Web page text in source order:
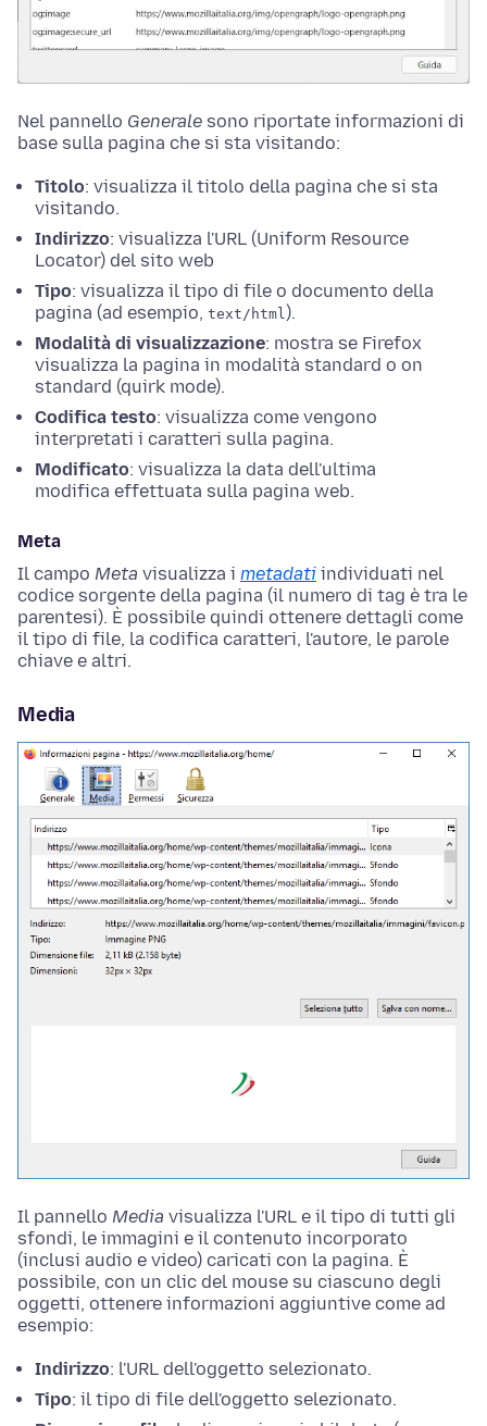
Nel pannello Generale sono riportate informazioni di
base sulla pagina che si sta visitando:
Titolo: visualizza il titolo della pagina che si sta
visitando.
Indirizzo: visualizza l'URL (Uniform Resource
Locator) del sito web
Tipo: visualizza il tipo di file o documento della
pagina (ad esempio, text/html ).
Modalità di visualizzazione: mostra se Firefox
visualizza la pagina in modalità standard o on
standard (quirk mode).
Codifica testo: visualizza come vengono
interpretati i caratteri sulla pagina.
Modificato: visualizza la data dell'ultima
modifica effettuata sulla pagina web.
Meta
Il campo Meta visualizza i metadati individuati nel
codice sorgente della pagina (il numero di tag è tra le
parentesi). È possibile quindi ottenere dettagli come
il tipo di file, la codifica caratteri, l'autore, le parole
chiave e altri.
Media
Il pannello Media visualizza l'URL e il tipo di tutti gli
sfondi, le immagini e il contenuto incorporato
(inclusi audio e video) caricati con la pagina. È
possibile, con un clic del mouse su ciascuno degli
oggetti, ottenere informazioni aggiuntive come ad
esempio:
Indirizzo: l'URL dell'oggetto selezionato.
Tipo: il tipo di file dell'oggetto selezionato.